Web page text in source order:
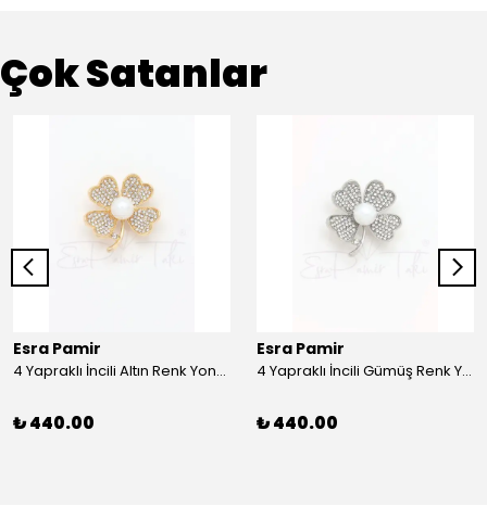
Çok Satanlar
Esra Pamir
4 Yapraklı İncili Altın Renk Yonca Broş
₺ 440.00
Esra Pamir
4 Yapraklı İncili Gümüş Renk Yonca Broş
₺ 440.00